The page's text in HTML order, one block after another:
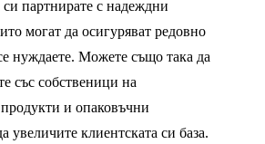
партнирате с надеждни
могат да осигуряват редовно
нуждаете. Можете също така да
със собственици на
и опаковъчни
увеличите клиентската си база.